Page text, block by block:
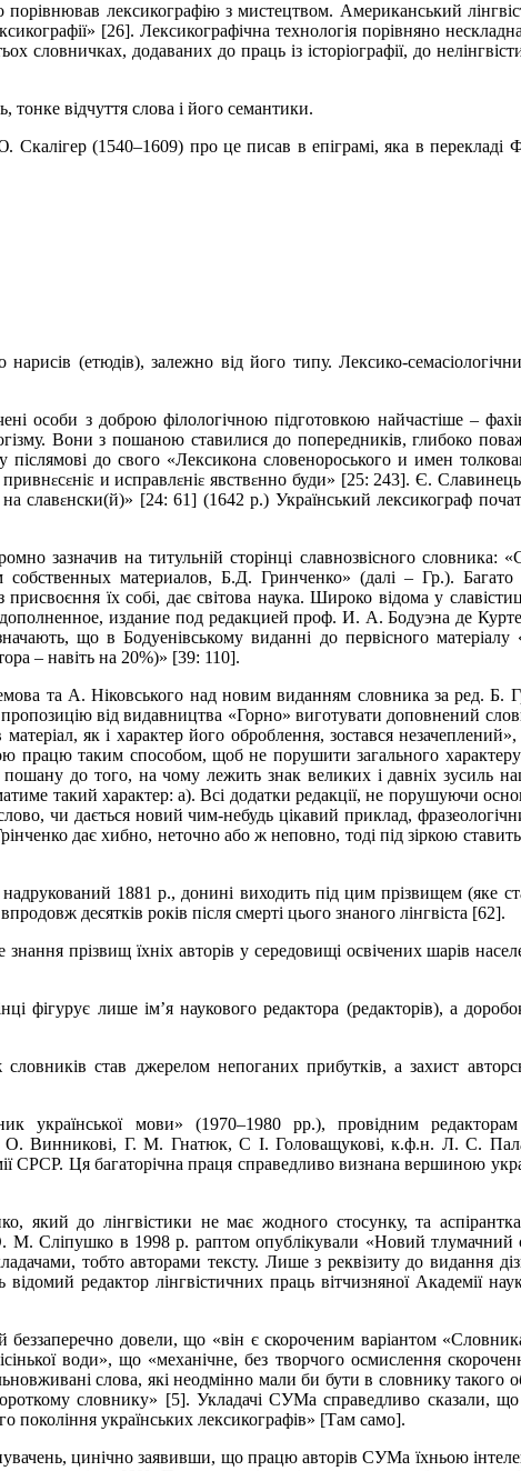
лексикографію з мистецтвом. Американський
[26]. Лексикографічна технологія порівняно
словничках, додаваних до праць із історіографії, до
тонке відчуття слова і його семантики.
Скалігер (1540–1609) про це писав в епіграмі, яка в
(етюдів), залежно від його типу. Лексико-
особи з доброю філологічною підготовкою найчастіше –
Вони з пошаною ставилися до попередників, глибоко
післямові до свого «Лексикона словенороського и имен
привнɛсɛніɛ и исправлɛніɛ явствɛнно буди» [25: 243]. Є.
славɛнски(й)» [24: 61] (1642 р.) Український лексикограф
зазначив на титульній сторінці славнозвісного словника:
собственных материалов, Б.Д. Гринченко» (далі – Гр.). Багато
їх собі, дає світова наука. Широко відома у
издание под редакцией проф. И. А. Бодуэна де
що в Бодуенівському виданні до первісного матеріалу
– навіть на 20%)» [39: 110].
та А. Ніковського над новим виданням словника за ред. Б.
від видавництва «Горно» виготувати доповнений
як і характер його оброблення, зостався
працю таким способом, щоб не порушити загального
до того, на чому лежить знак великих і давніх зусиль
такий характер: а). Всі додатки редакції, не порушуючи
чи дається новий чим-небудь цікавий приклад,
дає хибно, неточно або ж неповно, тоді під зіркою
1881 p., донині виходить під цим прізвищем (яке
впродовж десятків років після смерті цього знаного лінгвіста [62].
прізвищ їхніх авторів у середовищі освічених шарів
фігурує лише ім’я наукового редактора (редакторів), а
став джерелом непоганих прибутків, а захист
української мови» (1970–1980 pp.), провідним
О. Винникові, Г. М. Гнатюк, С І. Головащукові, к.ф.н. Л. С.
СРСР. Ця багаторічна праця справедливо визнана вершиною
який до лінгвістики не має жодного стосунку, та
М. Сліпушко в 1998 р. раптом опублікували «Новий тлумачний
тобто авторами тексту. Лише з реквізиту до видання
редактор лінгвістичних праць вітчизняної Академії
довели, що «він є скороченим варіантом
води», що «механічне, без творчого осмислення
слова, які неодмінно мали би бути в словнику такого
в короткому словнику» [5]. Укладачі СУМа справедливо
українських лексикографів» [Там само].
цинічно заявивши, що працю авторів СУМа їхньою